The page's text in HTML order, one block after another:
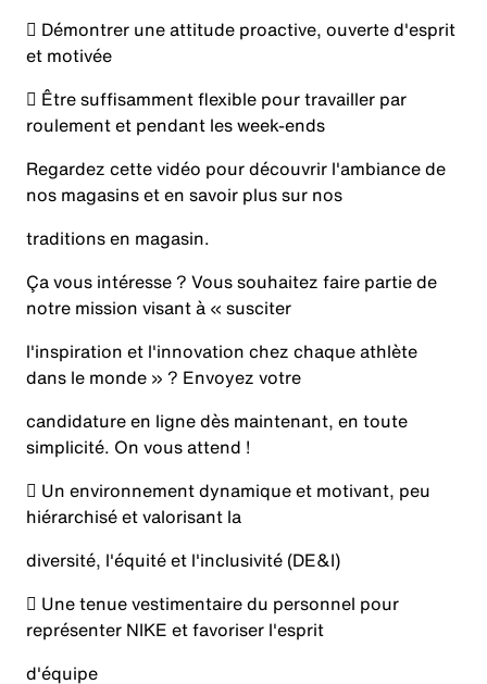
 Démontrer une attitude proactive, ouverte d'esprit
et motivée
 Être suffisamment flexible pour travailler par
roulement et pendant les week-ends
Regardez cette vidéo pour découvrir l'ambiance de
nos magasins et en savoir plus sur nos
traditions en magasin.
Ça vous intéresse ? Vous souhaitez faire partie de
notre mission visant à « susciter
l'inspiration et l'innovation chez chaque athlète
dans le monde » ? Envoyez votre
candidature en ligne dès maintenant, en toute
simplicité. On vous attend !
 Un environnement dynamique et motivant, peu
hiérarchisé et valorisant la
diversité, l'équité et l'inclusivité (DE&I)
 Une tenue vestimentaire du personnel pour
représenter NIKE et favoriser l'esprit
d'équipe